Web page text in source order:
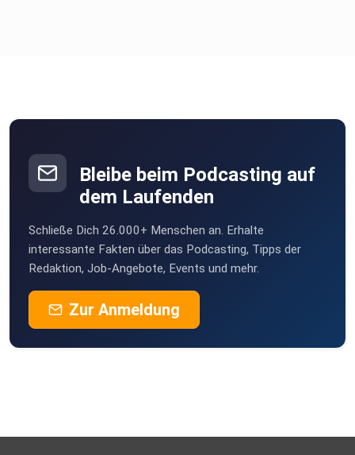
Bleibe beim Podcasting auf
dem Laufenden
Schließe Dich 26.000+ Menschen an. Erhalte
interessante Fakten über das Podcasting, Tipps der
Redaktion, Job-Angebote, Events und mehr.
Zur Anmeldung